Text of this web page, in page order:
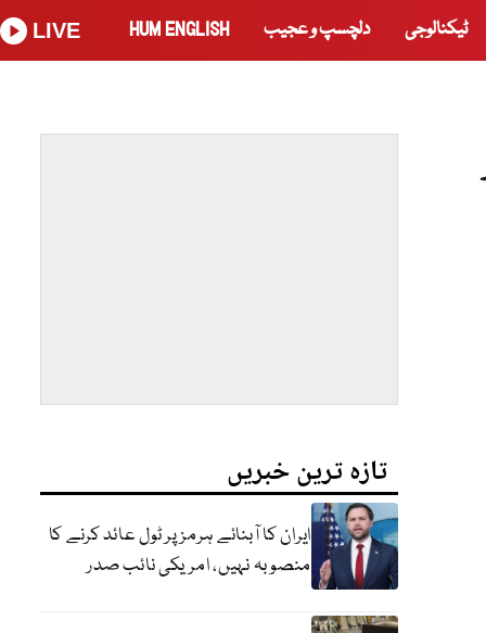
ٹیکنالوجی دلچسپ و عجیب HUM ENGLISH
LIVE
تازہ ترین خبریں
ایران کا آبنائے ہرمز پر ٹول عائد کرنے کا
منصوبہ نہیں، امریکی نائب صدر